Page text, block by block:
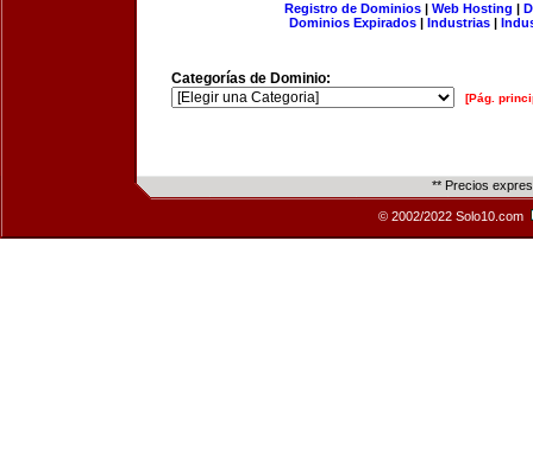
Registro de Dominios| Web Hosting |
Dominios Expirados | Industrias |
Categorías de Dominio:
[Pág.
** Precios
© 2002/2022 Solo10.com